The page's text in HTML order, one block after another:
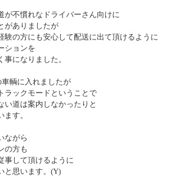
が不慣れなドライバーさん向けに
がありましたが
験の方にも安心して配送に出て頂けるように
ションを
になりました。
輌に入れましたが
ラックモードということで
い道は案内しなかったりと
す。
ながら
の方も
事して頂けるように
と思います。(Y)